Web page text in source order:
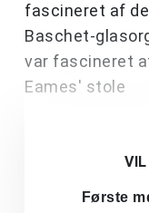
fascineret af
Baschet-
var fascineret
Eames' stole
Første